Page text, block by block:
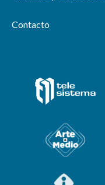
Contacto